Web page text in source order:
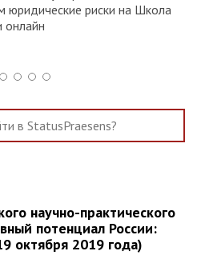
юридические риски на Школа
онлайн
научно-практического
потенциал России:
октября 2019 года)